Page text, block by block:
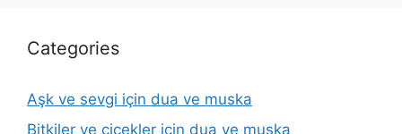
Categories
Aşk ve sevgi için dua ve muska
Bitkiler ve çiçekler için dua ve muska